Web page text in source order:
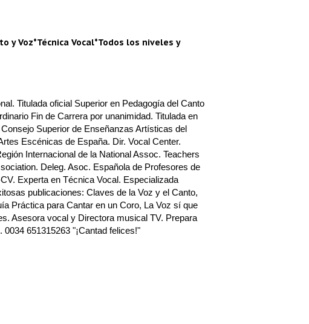
y Voz*Técnica Vocal*Todos los niveles y
Titulada oficial Superior en Pedagogía del Canto
Fin de Carrera por unanimidad. Titulada en
Superior de Enseñanzas Artísticas del
Escénicas de España. Dir. Vocal Center.
Internacional de la National Assoc. Teachers
Deleg. Asoc. Española de Profesores de
Experta en Técnica Vocal. Especializada
publicaciones: Claves de la Voz y el Canto,
Práctica para Cantar en un Coro, La Voz sí que
Asesora vocal y Directora musical TV. Prepara
651315263 "¡Cantad felices!"